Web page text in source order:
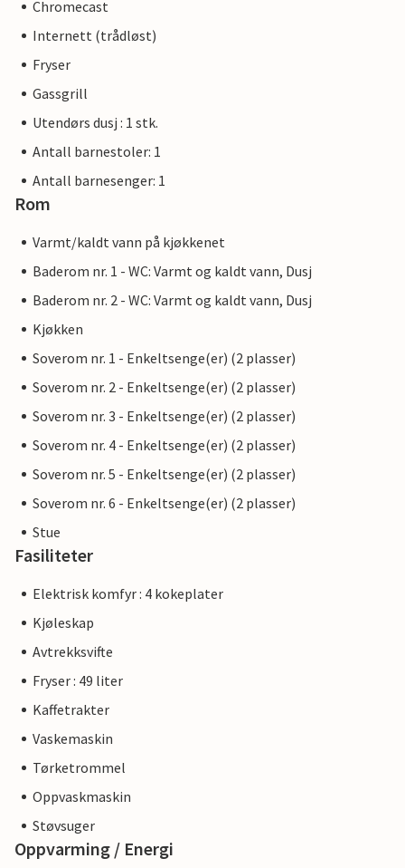
Chromecast
Internett (trådløst)
Fryser
Gassgrill
Utendørs dusj : 1 stk.
Antall barnestoler: 1
Antall barnesenger: 1
Rom
Varmt/kaldt vann på kjøkkenet
Baderom nr. 1 - WC: Varmt og kaldt vann, Dusj
Baderom nr. 2 - WC: Varmt og kaldt vann, Dusj
Kjøkken
Soverom nr. 1 - Enkeltsenge(er) (2 plasser)
Soverom nr. 2 - Enkeltsenge(er) (2 plasser)
Soverom nr. 3 - Enkeltsenge(er) (2 plasser)
Soverom nr. 4 - Enkeltsenge(er) (2 plasser)
Soverom nr. 5 - Enkeltsenge(er) (2 plasser)
Soverom nr. 6 - Enkeltsenge(er) (2 plasser)
Stue
Fasiliteter
Elektrisk komfyr : 4 kokeplater
Kjøleskap
Avtrekksvifte
Fryser : 49 liter
Kaffetrakter
Vaskemaskin
Tørketrommel
Oppvaskmaskin
Støvsuger
Oppvarming / Energi